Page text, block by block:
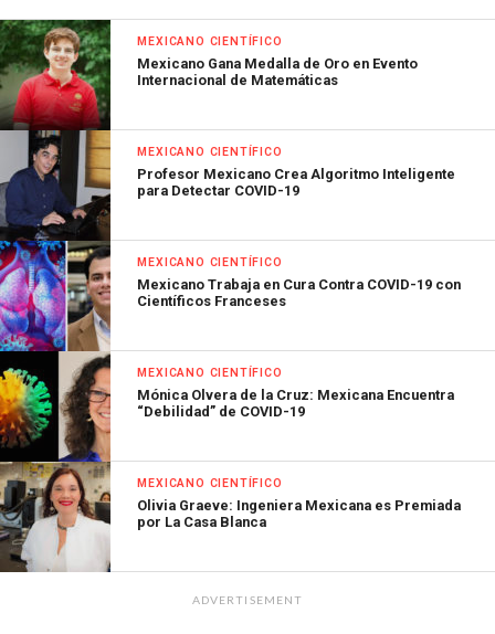
MEXICANO CIENTÍFICO
Mexicano Gana Medalla de Oro en Evento
Internacional de Matemáticas
MEXICANO CIENTÍFICO
Profesor Mexicano Crea Algoritmo Inteligente
para Detectar COVID-19
MEXICANO CIENTÍFICO
Mexicano Trabaja en Cura Contra COVID-19 con
Científicos Franceses
MEXICANO CIENTÍFICO
Mónica Olvera de la Cruz: Mexicana Encuentra
“Debilidad” de COVID-19
MEXICANO CIENTÍFICO
Olivia Graeve: Ingeniera Mexicana es Premiada
por La Casa Blanca
ADVERTISEMENT